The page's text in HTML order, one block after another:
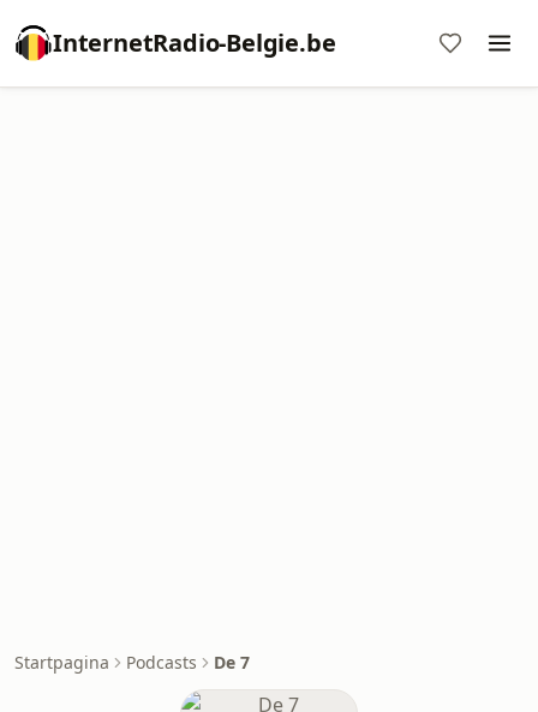
InternetRadio-Belgie.be
Startpagina Podcasts De 7